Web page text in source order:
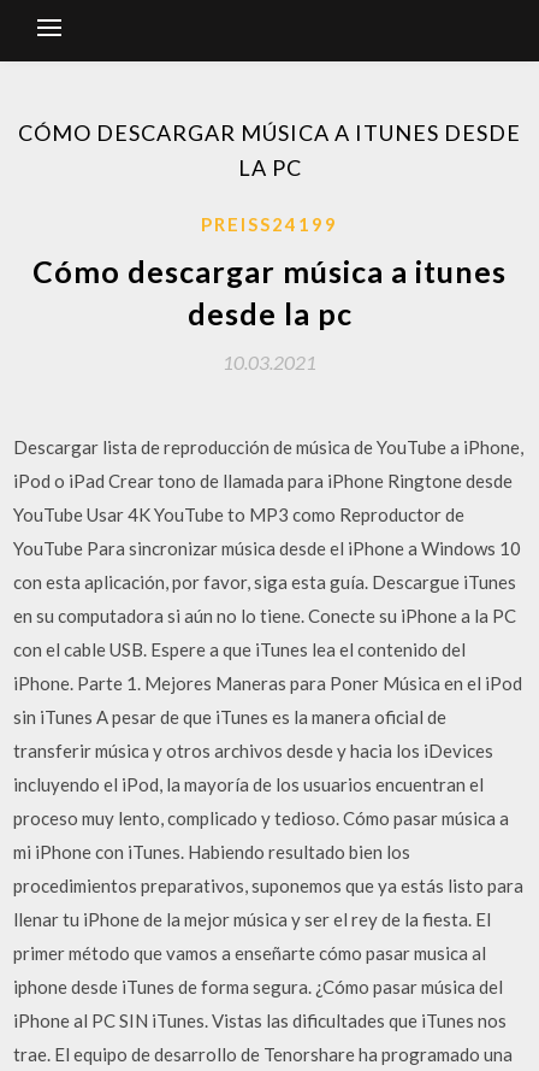
CÓMO DESCARGAR MÚSICA A ITUNES DESDE
LA PC
PREISS24199
Cómo descargar música a itunes
desde la pc
10.03.2021
Descargar lista de reproducción de música de YouTube a iPhone,
iPod o iPad Crear tono de llamada para iPhone Ringtone desde
YouTube Usar 4K YouTube to MP3 como Reproductor de
YouTube Para sincronizar música desde el iPhone a Windows 10
con esta aplicación, por favor, siga esta guía. Descargue iTunes
en su computadora si aún no lo tiene. Conecte su iPhone a la PC
con el cable USB. Espere a que iTunes lea el contenido del
iPhone. Parte 1. Mejores Maneras para Poner Música en el iPod
sin iTunes A pesar de que iTunes es la manera oficial de
transferir música y otros archivos desde y hacia los iDevices
incluyendo el iPod, la mayoría de los usuarios encuentran el
proceso muy lento, complicado y tedioso. Cómo pasar música a
mi iPhone con iTunes. Habiendo resultado bien los
procedimientos preparativos, suponemos que ya estás listo para
llenar tu iPhone de la mejor música y ser el rey de la fiesta. El
primer método que vamos a enseñarte cómo pasar musica al
iphone desde iTunes de forma segura. ¿Cómo pasar música del
iPhone al PC SIN iTunes. Vistas las dificultades que iTunes nos
trae. El equipo de desarrollo de Tenorshare ha programado una